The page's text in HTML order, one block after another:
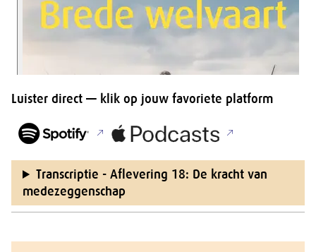
Luister direct — klik op jouw favoriete platform
Transcriptie - Aflevering 18: De kracht van
medezeggenschap